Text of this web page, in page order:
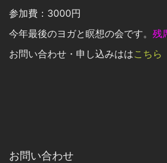
参加費：3000円
今年最後のヨガと瞑想の会です。 残
お問い合わせ・申し込みははこちら
お問い合わせ